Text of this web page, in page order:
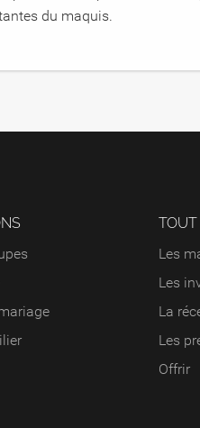
du maquis.
TOUT
Les
Les
La
Les
Offrir